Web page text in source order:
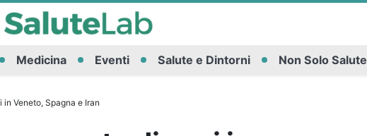
Medicina Eventi Salute e Dintorni Non Solo Salute
Veneto, Spagna e Iran